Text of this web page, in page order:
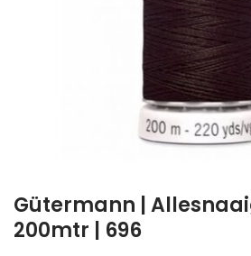
Gütermann |
200mtr | 696